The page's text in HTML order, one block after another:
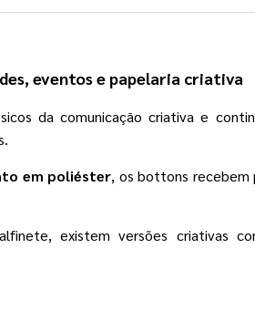
eventos e papelaria criativa
da comunicação criativa e
em poliéster, os bottons recebem
existem versões criativas